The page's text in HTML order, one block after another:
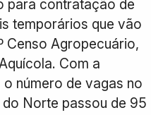
para contratação de
temporários que vão
Censo Agropecuário,
Com a
número de vagas no
do Norte passou de 95